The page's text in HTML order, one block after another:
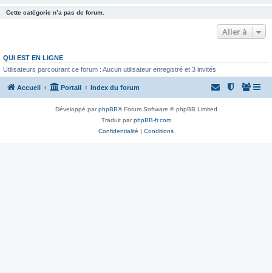
Cette catégorie n’a pas de forum.
Aller à
QUI EST EN LIGNE
Utilisateurs parcourant ce forum : Aucun utilisateur enregistré et 3 invités
Accueil Portail Index du forum
Développé parphpBB® Forum Software © phpBB Limited
Traduit parphpBB-fr.com
Confidentialité | Conditions